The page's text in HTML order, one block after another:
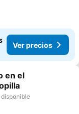
Ver precios
en el